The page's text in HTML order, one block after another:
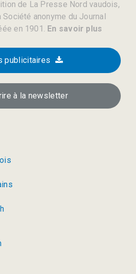
de La Presse Nord vaudois,
anonyme du Journal
en 1901. En savoir plus
publicitaires
à la newsletter